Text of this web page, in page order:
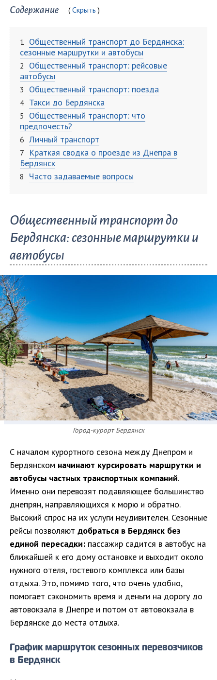
Содержание Скрыть
Общественный транспорт до Бердянска:
сезонные маршрутки и автобусы
Общественный транспорт: рейсовые
автобусы
Общественный транспорт: поезда
Такси до Бердянска
Общественный транспорт: что
предпочесть?
Личный транспорт
Краткая сводка о проезде из Днепра в
Бердянск
Часто задаваемые вопросы
Общественный транспорт до
Бердянска: сезонные маршрутки и
автобусы
Город-курорт Бердянск
С началом курортного сезона между Днепром и
Бердянском начинают курсировать маршрутки и
автобусы частных транспортных компаний.
Именно они перевозят подавляющее большинство
днепрян, направляющихся к морю и обратно.
Высокий спрос на их услуги неудивителен. Сезонные
рейсы позволяют добраться в Бердянск без
единой пересадки: пассажир садится в автобус на
ближайшей к его дому остановке и выходит около
нужного отеля, гостевого комплекса или базы
отдыха. Это, помимо того, что очень удобно,
помогает сэкономить время и деньги на дорогу до
автовокзала в Днепре и потом от автовокзала в
Бердянске до места отдыха.
График маршруток сезонных перевозчиков
в Бердянск